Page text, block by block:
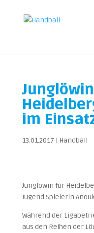
im
13.01.2017 | Handball
Junglöwin für
Jugend Spielerin
Während der
aus den Reihen der